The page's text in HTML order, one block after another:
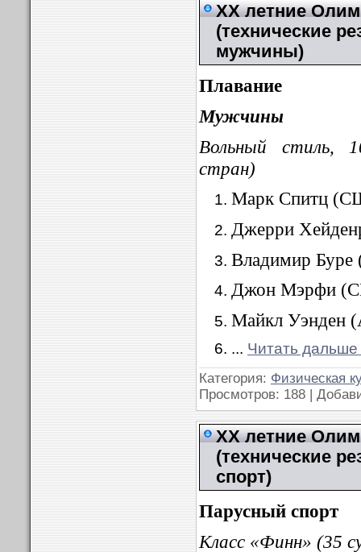
XX летние
(технические
мужчины)
Плавание
Мужчины
Вольный стиль,
стран)
Марк Спитц
Джерри
Владимир
Джон Мэрфи
Майкл Уэнден
... Читать дальше
Категория: Физическая
Просмотров: 188 |
XX летние
(технические
спорт)
Парусный спорт
Класс «Финн» (35